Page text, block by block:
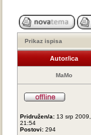
Prikaz ispisa
Autor/ica
MaMo
Pridružen/a: 13 srp 2009,
21:54
Postovi: 294